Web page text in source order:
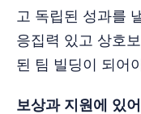
고 독립된 성과를
응집력 있고 상호
된 팀 빌딩이 되어
보상과 지원에 있